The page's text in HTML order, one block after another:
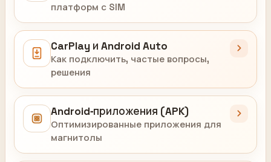
платформ с SIM
CarPlay и Android Auto
Как подключить, частые вопросы,
решения
Android‑приложения (APK)
Оптимизированные приложения для
магнитолы